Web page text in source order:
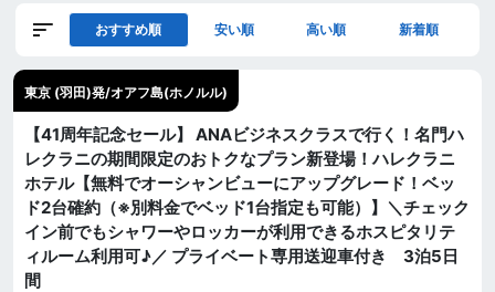
おすすめ順 安い順 高い順 新着順
東京 (羽田)発/オアフ島(ホノルル)
【41周年記念セール】 ANAビジネスクラスで行く！名門ハ
レクラニの期間限定のおトクなプラン新登場！ハレクラニ
ホテル【無料でオーシャンビューにアップグレード！ベッ
ド2台確約（※別料金でベッド1台指定も可能）】＼チェック
イン前でもシャワーやロッカーが利用できるホスピタリテ
ィルーム利用可♪／ プライベート専用送迎車付き 3泊5日
間